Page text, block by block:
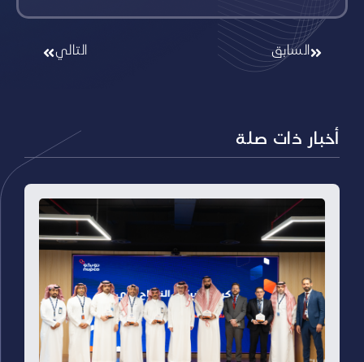
السابق التالي
أخبار ذات صلة